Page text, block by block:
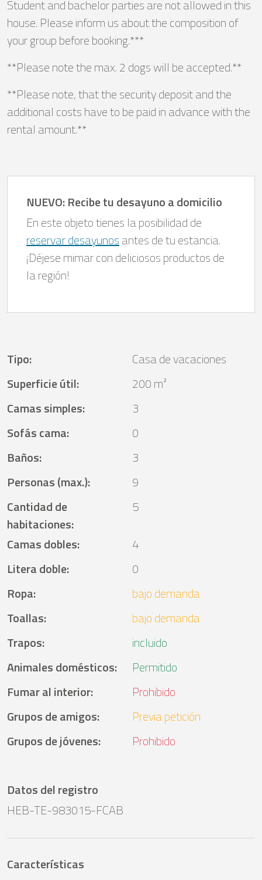
Student and bachelor parties are not allowed in this
house. Please inform us about the composition of
your group before booking.***
**Please note the max. 2 dogs will be accepted.**
**Please note, that the security deposit and the
additional costs have to be paid in advance with the
rental amount.**
NUEVO: Recibe tu desayuno a domicilio
En este objeto tienes la posibilidad de
reservar desayunosantes de tu estancia.
¡Déjese mimar con deliciosos productos de
la región!
Tipo:
Casa de vacaciones
Superficie útil:
200 m²
Camas simples:
3
Sofás cama:
0
Baños:
3
Personas (max.):
9
Cantidad de
habitaciones:
5
Camas dobles:
4
Litera doble:
0
Ropa:
bajo demanda
Toallas:
bajo demanda
Trapos:
incluido
Animales domésticos:
Permitido
Fumar al interior:
Prohibido
Grupos de amigos:
Previa petición
Grupos de jóvenes: Prohibido
Datos del registro
HEB-TE-983015-FCAB
Características